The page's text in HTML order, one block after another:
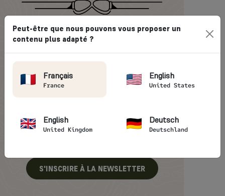
REJOIGNEZ LA
COMMUNAUTÉ
VINTAGE RIDES
Inscrivez-vous à notre newsletter pour recevoir
le meilleur de nos inspirations de voyage.
J'accepte de recevoir par e-mail les
S'INSCRIRE À LA NEWSLETTER
Peut-être que nous pouvons vous proposer un
contenu plus adapté ?
Français
France
English
United States
English
United Kingdom
Deutsch
Deutschland